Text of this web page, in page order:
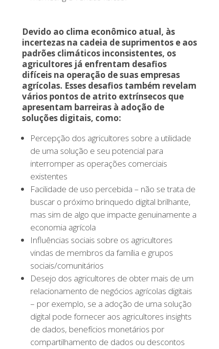
Devido ao clima econômico atual, às
incertezas na cadeia de suprimentos e aos
padrões climáticos inconsistentes, os
agricultores já enfrentam desafios
difíceis na operação de suas empresas
agrícolas. Esses desafios também revelam
vários pontos de atrito extrínsecos que
apresentam barreiras à adoção de
soluções digitais, como:
Percepção dos agricultores sobre a utilidade
de uma solução e seu potencial para
interromper as operações comerciais
existentes
Facilidade de uso percebida – não se trata de
buscar o próximo brinquedo digital brilhante,
mas sim de algo que impacte genuinamente a
economia agrícola
Influências sociais sobre os agricultores
vindas de membros da família e grupos
sociais/comunitários
Desejo dos agricultores de obter mais de um
relacionamento de negócios agrícolas digitais
– por exemplo, se a adoção de uma solução
digital pode fornecer aos agricultores insights
de dados, benefícios monetários por
compartilhamento de dados ou descontos